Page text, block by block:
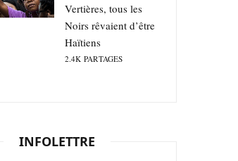
Vertières, tous les
Noirs rêvaient d’être
Haïtiens
2.4K PARTAGES
INFOLETTRE